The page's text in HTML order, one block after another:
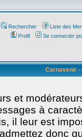
Rechercher
Liste des
Profil
Se connecter
Carnavenir -
et
à
il leur est
donc